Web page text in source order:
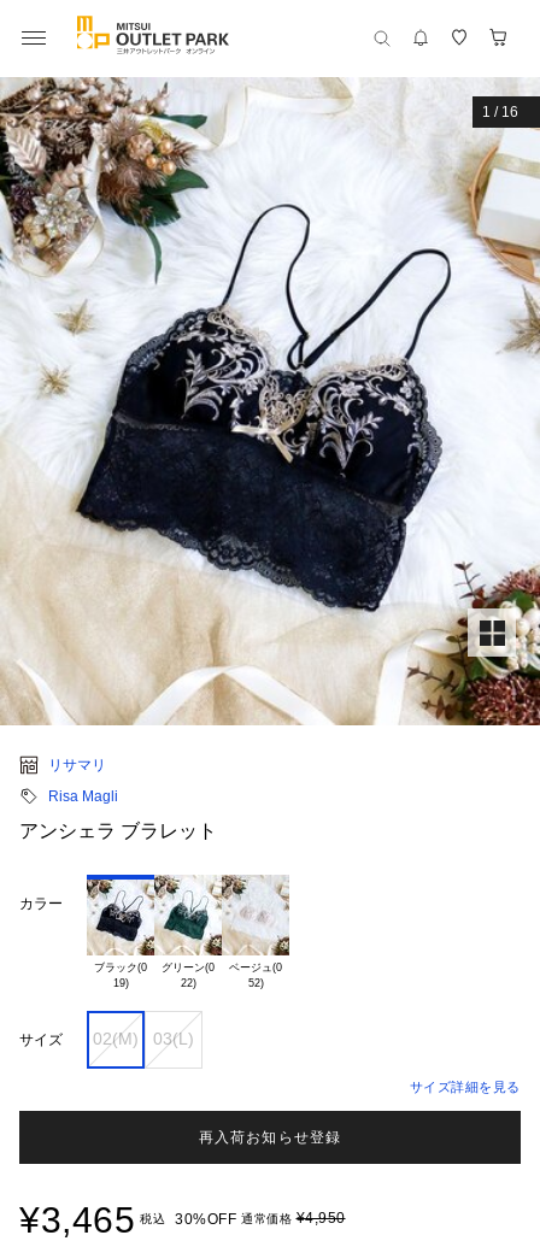
1 / 16
リサマリ
Risa Magli
アンシェラ ブラレット
カラー
ブラック(0
19)
グリーン(0
22)
ベージュ(0
52)
サイズ 02(M) 03(L)
サイズ詳細を見る
再入荷お知らせ登録
¥3,465 税込 30%OFF 通常価格¥4,950